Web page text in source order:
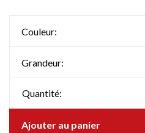
Couleur:
Grandeur:
Quantité:
Ajouter au panier